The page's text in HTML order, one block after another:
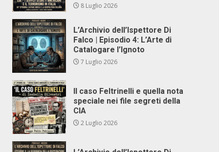
8 Luglio 2026
L’Archivio dell’Ispettore Di
Falco | Episodio 4: L’Arte di
Catalogare l’Ignoto
7 Luglio 2026
Il caso Feltrinelli e quella nota
speciale nei file segreti della
CIA
2 Luglio 2026